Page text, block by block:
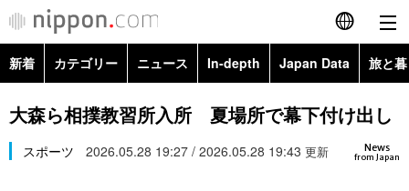
English
简体字
繁體字
新着 カテゴリー ニュース In-depth Japan Data 旅と
政治・外交
経済・ビジネス
Topics
Images
大森ら相撲教習所入所 夏場所で幕下付け出し
News
from Japan
スポーツ 2026.05.28 19:27 / 2026.05.28 19:43 更新